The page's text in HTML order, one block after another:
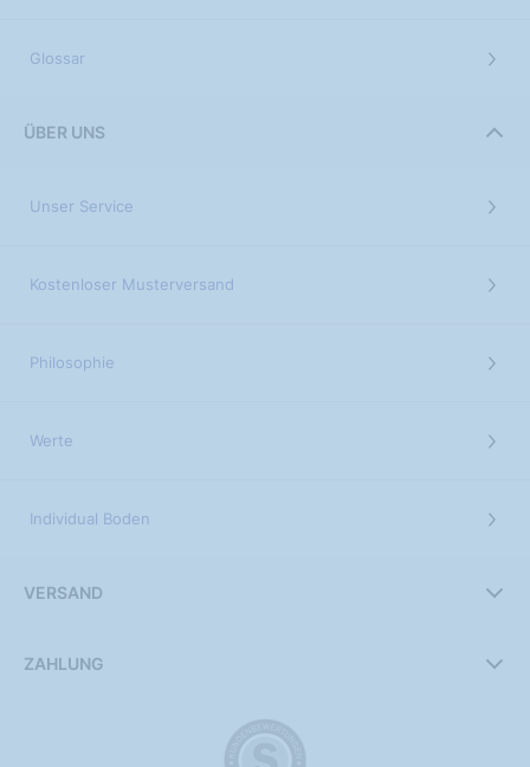
Glossar
ÜBER UNS
Unser Service
Kostenloser Musterversand
Philosophie
Werte
Individual Boden
VERSAND
ZAHLUNG